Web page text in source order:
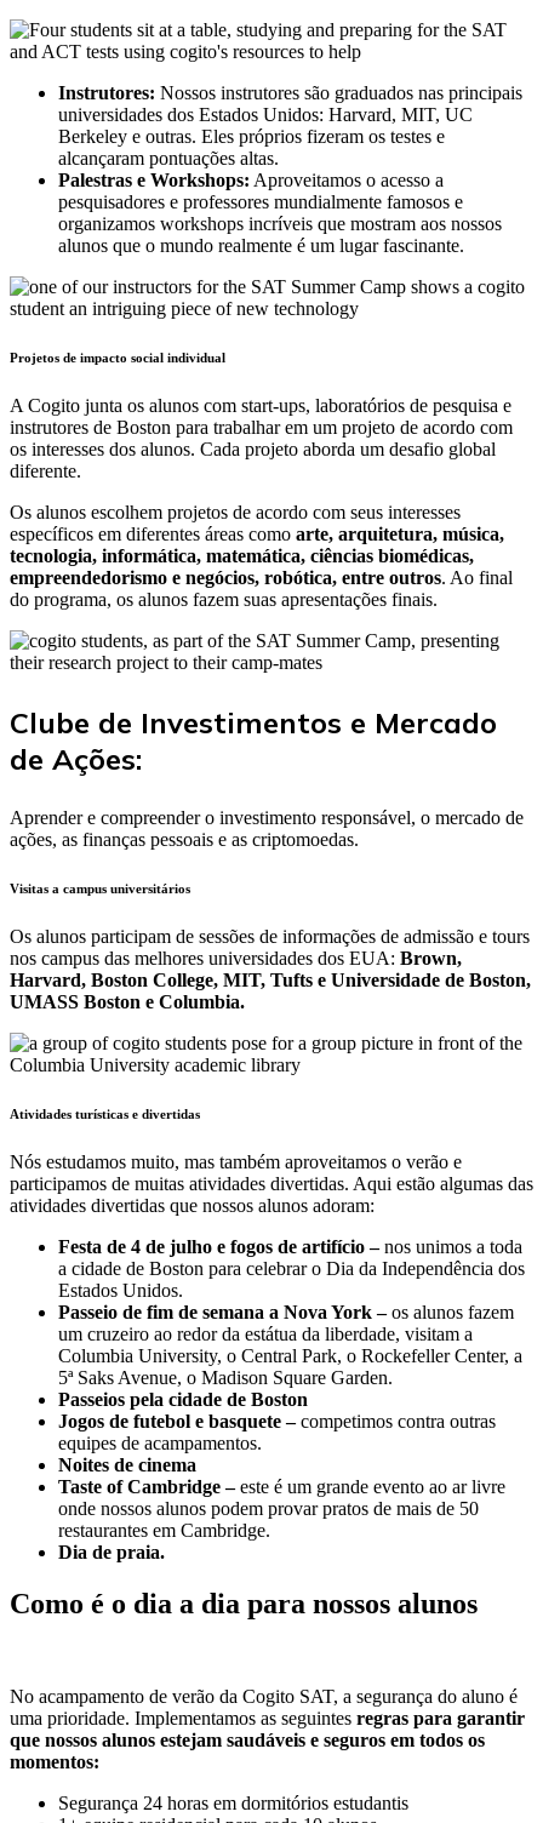
Instrutores: Nossos instrutores são graduados nas principais
universidades dos Estados Unidos: Harvard, MIT, UC
Berkeley e outras. Eles próprios fizeram os testes e
alcançaram pontuações altas.
Palestras e Workshops: Aproveitamos o acesso a
pesquisadores e professores mundialmente famosos e
organizamos workshops incríveis que mostram aos nossos
alunos que o mundo realmente é um lugar fascinante.
Projetos de impacto social individual
A Cogito junta os alunos com start-ups, laboratórios de pesquisa e
instrutores de Boston para trabalhar em um projeto de acordo com
os interesses dos alunos. Cada projeto aborda um desafio global
diferente.
Os alunos escolhem projetos de acordo com seus interesses
específicos em diferentes áreas como arte, arquitetura, música,
tecnologia, informática, matemática, ciências biomédicas,
empreendedorismo e negócios, robótica, entre outros. Ao final
do programa, os alunos fazem suas apresentações finais.
Clube de Investimentos e Mercado
de Ações:
Aprender e compreender o investimento responsável, o mercado de
ações, as finanças pessoais e as criptomoedas.
Visitas a campus universitários
Os alunos participam de sessões de informações de admissão e tours
nos campus das melhores universidades dos EUA: Brown,
Harvard, Boston College, MIT, Tufts e Universidade de Boston,
UMASS Boston e Columbia.
Atividades turísticas e divertidas
Nós estudamos muito, mas também aproveitamos o verão e
participamos de muitas atividades divertidas. Aqui estão algumas das
atividades divertidas que nossos alunos adoram:
Festa de 4 de julho e fogos de artifício –nos unimos a toda
a cidade de Boston para celebrar o Dia da Independência dos
Estados Unidos.
Passeio de fim de semana a Nova York –os alunos fazem
um cruzeiro ao redor da estátua da liberdade, visitam a
Columbia University, o Central Park, o Rockefeller Center, a
5ª Saks Avenue, o Madison Square Garden.
Passeios pela cidade de Boston
Jogos de futebol e basquete –competimos contra outras
equipes de acampamentos.
Noites de cinema
Taste of Cambridge –este é um grande evento ao ar livre
onde nossos alunos podem provar pratos de mais de 50
restaurantes em Cambridge.
Dia de praia.
Como é o dia a dia para nossos alunos
No acampamento de verão da Cogito SAT, a segurança do aluno é
uma prioridade. Implementamos as seguintes regras para garantir
que nossos alunos estejam saudáveis e seguros em todos os
momentos:
Segurança 24 horas em dormitórios estudantis